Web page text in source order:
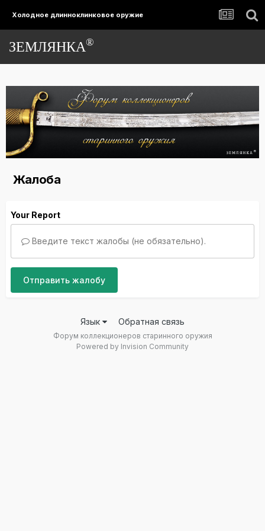
Холодное длинноклинковое оружие
ЗЕМЛЯНКА®
Жалоба
Your Report
Введите текст жалобы (не обязательно).
Отправить жалобу
Язык Обратная связь
Форум коллекционеров старинного оружия
Powered by Invision Community